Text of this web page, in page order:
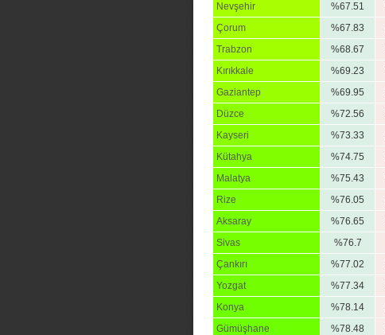
Nevşehir
%67.51
Çorum
%67.83
Trabzon
%68.67
Kırıkkale
%69.23
Gaziantep
%69.95
Düzce
%72.56
Kayseri
%73.33
Kütahya
%74.75
Malatya
%75.43
Rize
%76.05
Aksaray
%76.65
Sivas
%76.7
Çankırı
%77.02
Yozgat
%77.34
Konya
%78.14
Gümüşhane
%78.48